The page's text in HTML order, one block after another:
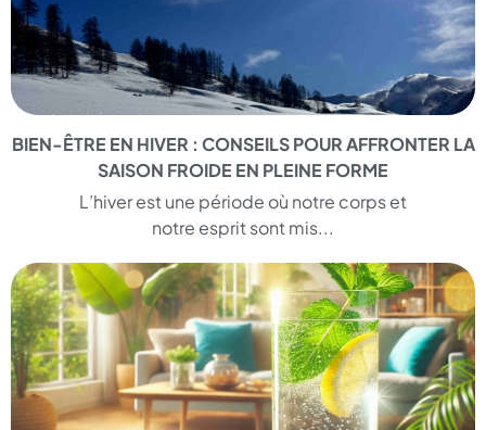
BIEN-ÊTRE EN HIVER : CONSEILS POUR AFFRONTER LA
SAISON FROIDE EN PLEINE FORME
L’hiver est une période où notre corps et
notre esprit sont mis...